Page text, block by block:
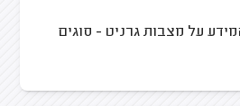
על מצבות גרניט - סוגים